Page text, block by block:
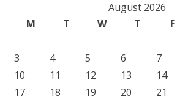
August 2026
M
T W T F
3
4 5 6 7
10
11 12 13 14
17
18 19 20 21